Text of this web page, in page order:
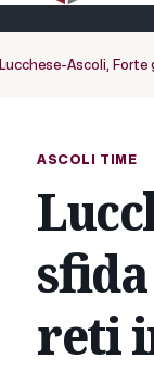
Lucchese-Ascoli, Forte
ASCOLI TIME
reti